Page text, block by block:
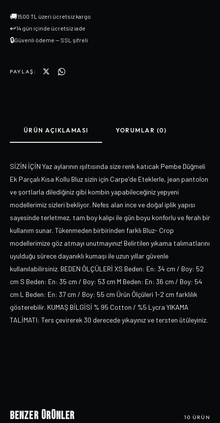
🚚1500 TL üzeri ücretsiz kargo
↩14 gün içinde ücretsiz iade
🔒Güvenli ödeme — SSL şifreli
PAYLAŞ:
ÜRÜN AÇIKLAMASI YORUMLAR (0)
SİZİN İÇİN Yaz aylarının ışıltısında size renk katıcak Pembe Düğmeli
Ek Parçalı Kısa Kollu Bluz sizin için Carpe'de Eteklerle, jean pantolon
ve şortlarla dilediğiniz gibi kombin yapabileceğiniz yepyeni
modellerimiz sizleri bekliyor. Nefes alan ince ve doğal iplik yapısı
sayesinde terletmez, tam boy kalıpı ile gün boyu konforlu ve ferah bir
kullanım sunar. Tükenmeden birbirinden farklı Bluz- Crop
modellerimize göz atmayı unutmayınız! Belirtilen yıkama talımatlarını
uyulduğu sürece dayanıklı kumaşı ile uzun yıllar güvenle
kullanılabilirsiniz. BEDEN ÖLÇÜLERİ XS Beden: En: 34 cm / Boy: 52
cm S Beden: En: 35 cm / Boy: 53 cm M Beden: En: 36 cm / Boy: 54
cm L Beden: En: 37 cm / Boy: 55 cm Ürün Ölçüleri 1-2 cm farklılık
gösterebilir. KUMAŞ BİLGİSİ % 95 Cotton / %5 Lycra YIKAMA
TALİMATI: Ters çevirerek 30 derecede yıkayınız ve tersten ütüleyiniz.
Benzer Ürünler 10 ÜRÜN